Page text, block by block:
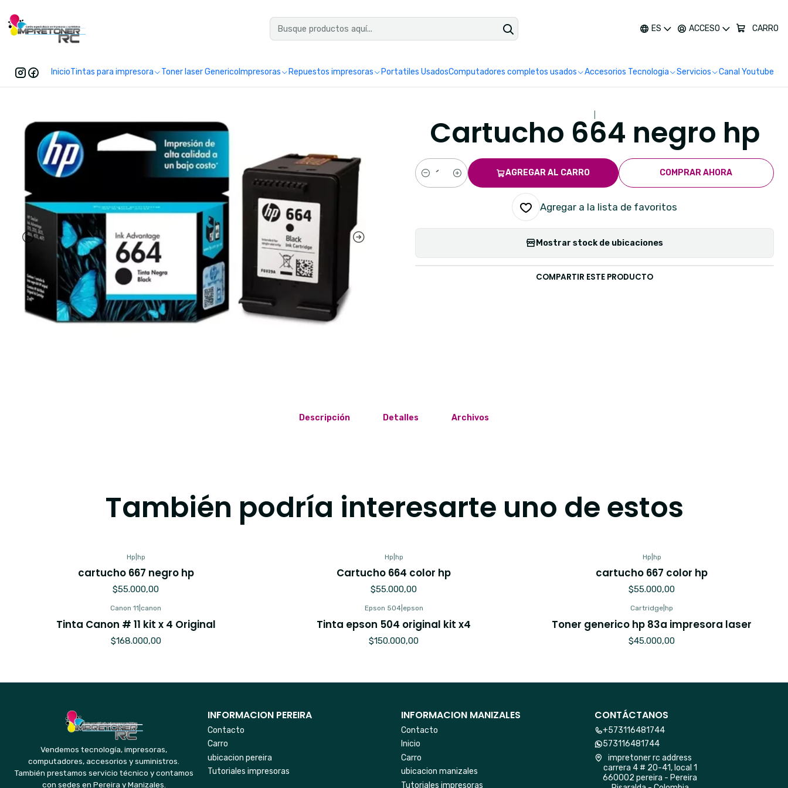
ES ACCESO CARRO
InicioTintas para impresora Toner laser Generico Impresoras Repuestos impresoras Portatiles UsadosComputadores completos usados Accesorios Tecnologia Servicios Canal Youtube
Cartucho 664 negro hp
Cantidad
AGREGAR AL CARRO COMPRAR AHORA
Agregar a la lista de favoritos
Mostrar stock de ubicaciones
COMPARTIR ESTE PRODUCTO
Descripción Detalles Archivos
También podría interesarte uno de estos
Hp hp
cartucho 667 negro hp
$55.000,00
Hp hp
Cartucho 664 color hp
$55.000,00
Hp hp
cartucho 667 color hp
$55.000,00
Canon 11 |canon
Tinta Canon # 11 kit x 4 Original
$168.000,00
Epson 504| epson
Tinta epson 504 original kit x4
$150.000,00
Cartridge |hp
Toner generico hp 83a impresora laser
$45.000,00
Vendemos tecnología, impresoras,
computadores, accesorios y suministros.
También prestamos servicio técnico y contamos
con sedes en Pereira y Manizales.
INFORMACION PEREIRA
Contacto
Carro
ubicacion pereira
Tutoriales impresoras
INFORMACION MANIZALES
Contacto
Inicio
Carro
ubicacion manizales
Tutoriales impresoras
CONTÁCTANOS
+573116481744
573116481744
impretoner rc address
carrera 4 # 20-41, local 1
660002 pereira - Pereira